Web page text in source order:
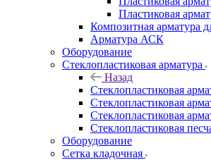
Пластиковая
Композитная арматура
Арматура АСК
Оборудование
Cтеклопластиковая арматура
Назад
Cтеклопластиковая
Стеклопластиковая
Стеклопластиковая
Стеклопластиковая
Оборудование
Сетка кладочная